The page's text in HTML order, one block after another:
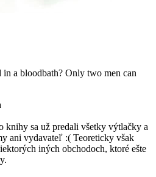
a bloodbath? Only two men can
knihy sa už predali všetky výtlačky a
ani vydavateľ :( Teoreticky však
iných obchodoch, ktoré ešte